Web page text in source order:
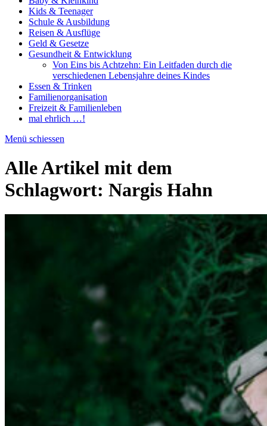
Kids & Teenager
Schule & Ausbildung
Reisen & Ausflüge
Geld & Gesetze
Gesundheit & Entwicklung
Von Eins bis Achtzehn: Ein Leitfaden durch die
verschiedenen Lebensjahre deines Kindes
Essen & Trinken
Familienorganisation
Freizeit & Familienleben
mal ehrlich …!
Menü schiessen
Alle Artikel mit dem
Schlagwort: Nargis Hahn